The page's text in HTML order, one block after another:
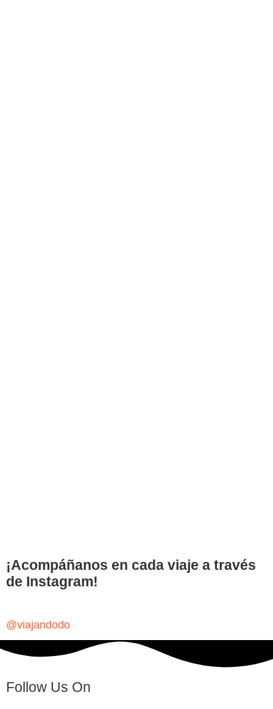
¡Acompáñanos en cada viaje a través
de Instagram!
@viajandodo
Follow Us On